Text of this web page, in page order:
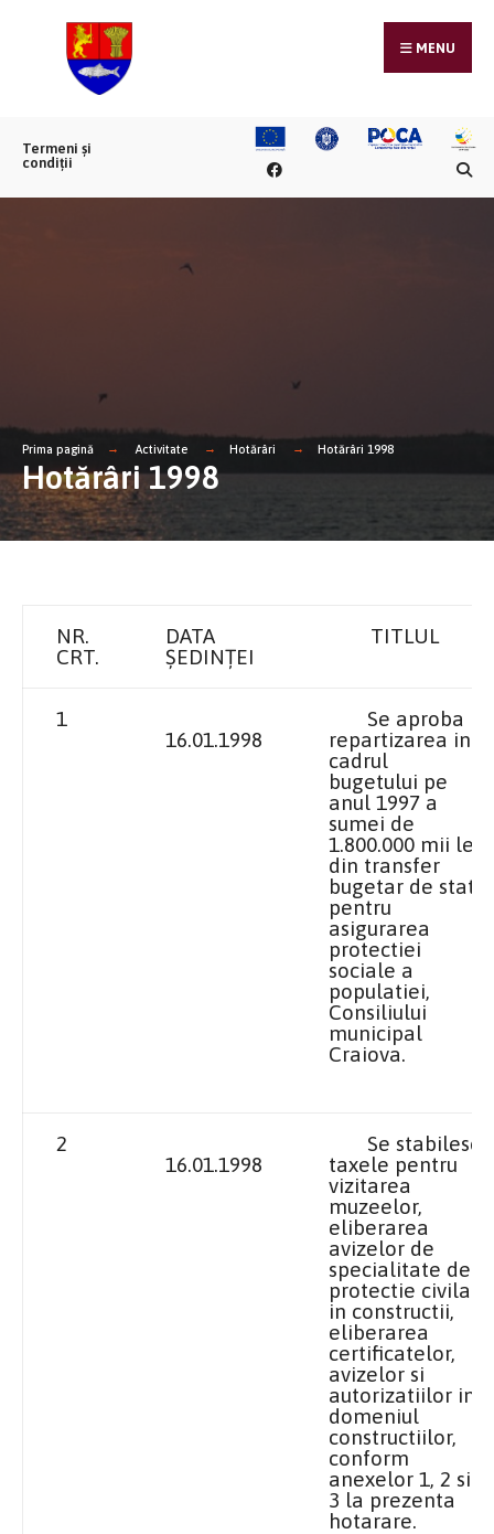
MENU
Termeni și
condiții
Prima pagină Activitate Hotărâri Hotărâri 1998
Hotărâri 1998
NR.
CRT.
DATA
ȘEDINȚEI
TITLUL
1
16.01.1998
Se aproba
repartizarea in
cadrul
bugetului pe
anul 1997 a
sumei de
1.800.000 mii lei
din transfer
bugetar de stat
pentru
asigurarea
protectiei
sociale a
populatiei,
Consiliului
municipal
Craiova.
2
16.01.1998
Se stabilesc
taxele pentru
vizitarea
muzeelor,
eliberarea
avizelor de
specialitate de
protectie civila
in constructii,
eliberarea
certificatelor,
avizelor si
autorizatiilor in
domeniul
constructiilor,
conform
anexelor 1, 2 si
3 la prezenta
hotarare.